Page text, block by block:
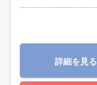
詳細を見る